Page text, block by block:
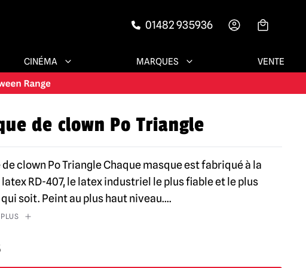
01482 935936
CINÉMA MARQUES VENTE
de clown Po Triangle
de clown Po Triangle Chaque masque est fabriqué à la
latex RD-407, le latex industriel le plus fiable et le plus
soit. Peint au plus haut niveau....